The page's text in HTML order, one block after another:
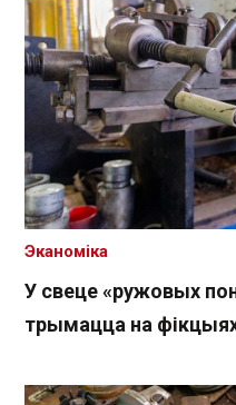
У свеце «ружовых
трымацца на
Эканоміка